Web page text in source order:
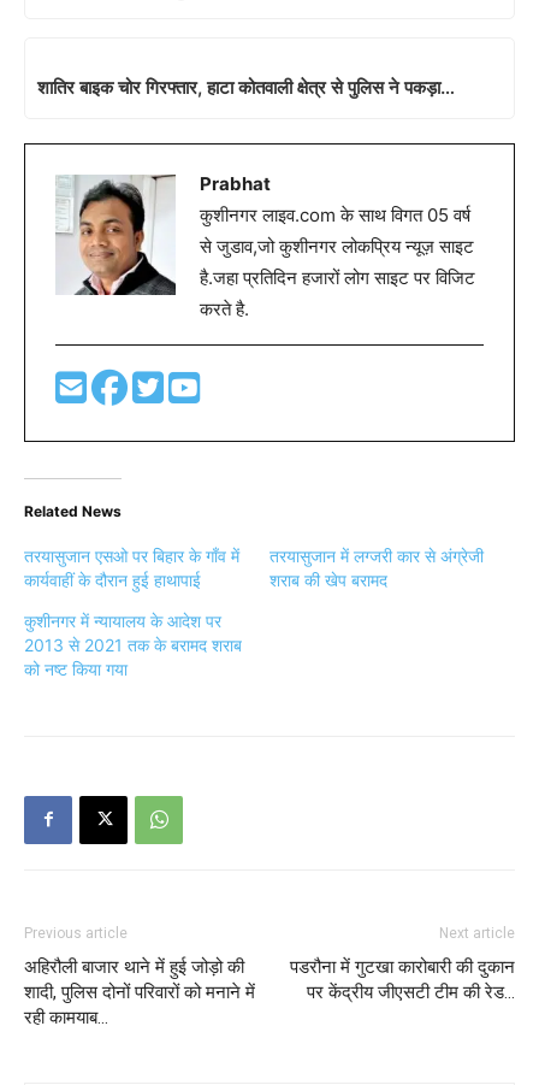
शातिर बाइक चोर गिरफ्तार, हाटा कोतवाली क्षेत्र से पुलिस ने पकड़ा…
Prabhat
कुशीनगर लाइव.com के साथ विगत 05 वर्ष
से जुडाव,जो कुशीनगर लोकप्रिय न्यूज़ साइट
है.जहा प्रतिदिन हजारों लोग साइट पर विजिट
करते है.
Related News
तरयासुजान एसओ पर बिहार के गाँव में
कार्यवाहीं के दौरान हुई हाथापाई
तरयासुजान में लग्जरी कार से अंग्रेजी
शराब की खेप बरामद
कुशीनगर में न्यायालय के आदेश पर
2013 से 2021 तक के बरामद शराब
को नष्ट किया गया
Previous article
अहिरौली बाजार थाने में हुई जोड़ो की
शादी, पुलिस दोनों परिवारों को मनाने में
रही कामयाब…
Next article
पडरौना में गुटखा कारोबारी की दुकान
पर केंद्रीय जीएसटी टीम की रेड…